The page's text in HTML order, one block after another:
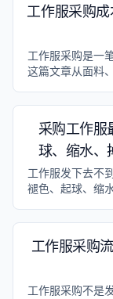
工作服采购
工作服采购是一
这篇文章从面料
采购工作
球、缩水、
工作服发下去不
褪色、起球、缩
工作服采购
工作服采购不是